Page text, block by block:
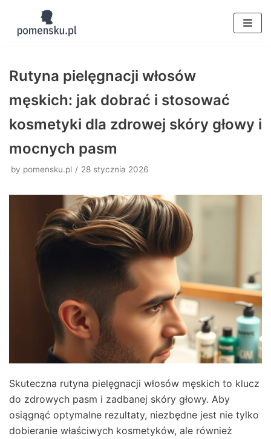
Skocz
Rutyna pielęgnacji włosów
męskich: jak dobrać i stosować
kosmetyki dla zdrowej skóry głowy i
mocnych pasm
by pomensku.pl 28 stycznia 2026
Skuteczna rutyna pielęgnacji włosów męskich to klucz
do zdrowych pasm i zadbanej skóry głowy. Aby
osiągnąć optymalne rezultaty, niezbędne jest nie tylko
dobieranie właściwych kosmetyków, ale również